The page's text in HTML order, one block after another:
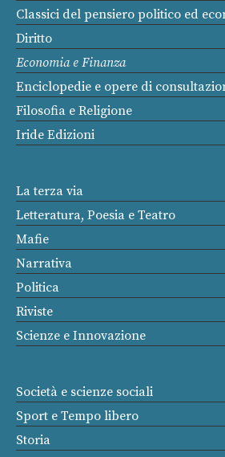
Classici del pensiero politico ed
Diritto
Economia e Finanza
Enciclopedie e opere di
Filosofia e Religione
Iride Edizioni
La terza via
Letteratura, Poesia e Teatro
Mafie
Narrativa
Politica
Riviste
Scienze e Innovazione
Società e scienze sociali
Sport e Tempo libero
Storia